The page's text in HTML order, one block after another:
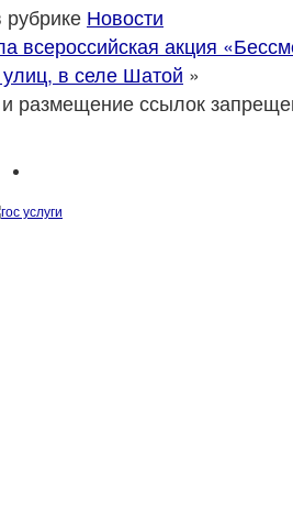
Новости
всероссийская акция
в селе Шатой »
размещение ссылок